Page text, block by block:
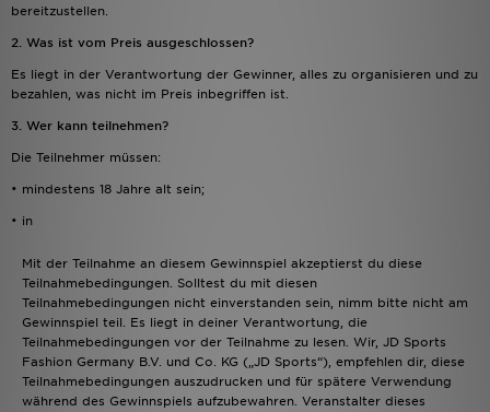
bereitzustellen.
2. Was ist vom Preis ausgeschlossen?
Es liegt in der Verantwortung der Gewinner, alles zu organisieren und zu
bezahlen, was nicht im Preis inbegriffen ist.
3. Wer kann teilnehmen?
Die Teilnehmer müssen:
• mindestens 18 Jahre alt sein;
• in
Mit der Teilnahme an diesem Gewinnspiel akzeptierst du diese
Teilnahmebedingungen. Solltest du mit diesen
Teilnahmebedingungen nicht einverstanden sein, nimm bitte nicht am
Gewinnspiel teil. Es liegt in deiner Verantwortung, die
Teilnahmebedingungen vor der Teilnahme zu lesen. Wir, JD Sports
Fashion Germany B.V. und Co. KG („JD Sports“), empfehlen dir, diese
Teilnahmebedingungen auszudrucken und für spätere Verwendung
während des Gewinnspiels aufzubewahren. Veranstalter dieses
Meine Nachrichten
Bestellverfolgung
Trending Styles